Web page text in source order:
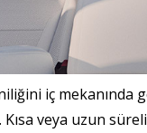
iç
veya uzun